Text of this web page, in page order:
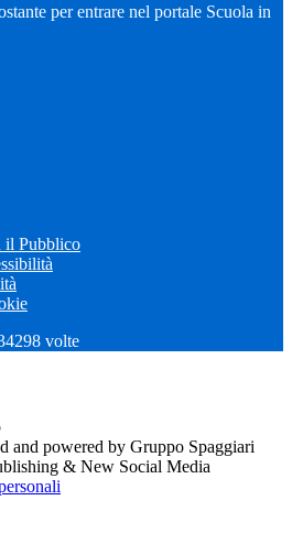
per entrare nel portale Scuola in
il Pubblico
volte
and powered by Gruppo Spaggiari
& New Social Media